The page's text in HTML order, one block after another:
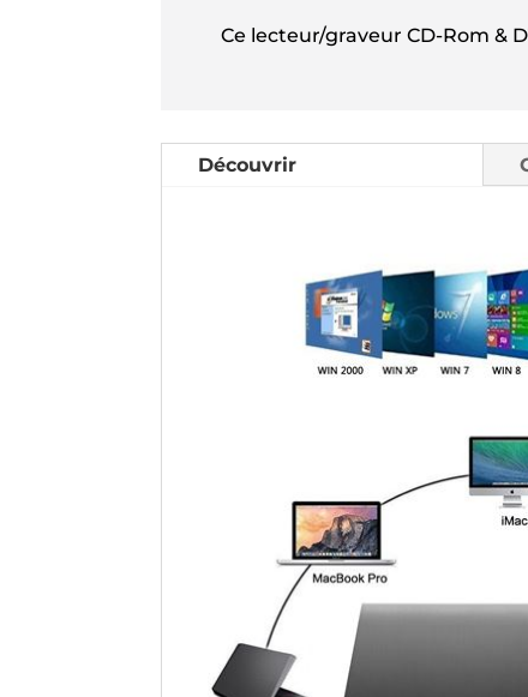
Ce lecteur/graveur CD-Rom &
Découvrir